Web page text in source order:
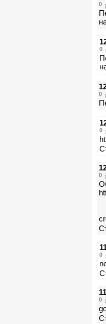
0
0
0
0
0
0
0